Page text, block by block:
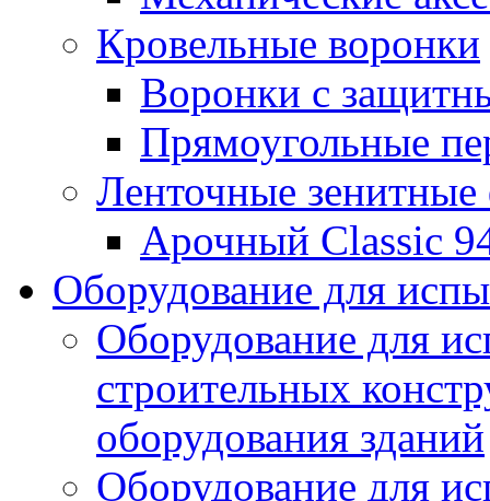
Кровельные воронки
Воронки с
Прямоугольные
Ленточные
Арочный Classic
Оборудование для
Оборудование для
строительных
оборудования зданий
Оборудование для